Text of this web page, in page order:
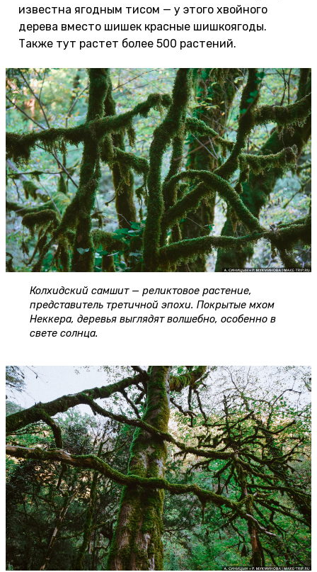
известна ягодным тисом — у этого хвойного
дерева вместо шишек красные шишкоягоды.
Также тут растет более 500 растений.
Колхидский самшит — реликтовое растение,
представитель третичной эпохи. Покрытые мхом
Неккера, деревья выглядят волшебно, особенно в
свете солнца.